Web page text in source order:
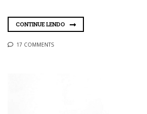
CONTINUE LENDO
17 COMMENTS